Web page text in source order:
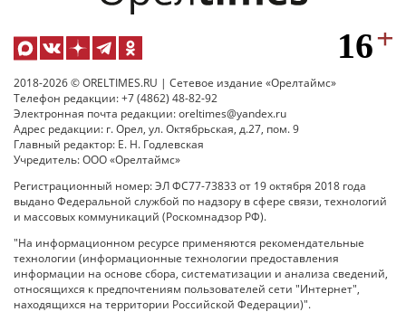
2018-2026 © ORELTIMES.RU | Сетевое издание «Орелтаймс»
Телефон редакции: +7 (4862) 48-82-92
Электронная почта редакции: oreltimes@yandex.ru
Адрес редакции: г. Орел, ул. Октябрьская, д.27, пом. 9
Главный редактор: Е. Н. Годлевская
Учредитель: ООО «Орелтаймс»
Регистрационный номер: ЭЛ ФС77-73833 от 19 октября 2018 года
выдано Федеральной службой по надзору в сфере связи, технологий
и массовых коммуникаций (Роскомнадзор РФ).
"На информационном ресурсе применяются рекомендательные
технологии (информационные технологии предоставления
информации на основе сбора, систематизации и анализа сведений,
относящихся к предпочтениям пользователей сети "Интернет",
находящихся на территории Российской Федерации)".